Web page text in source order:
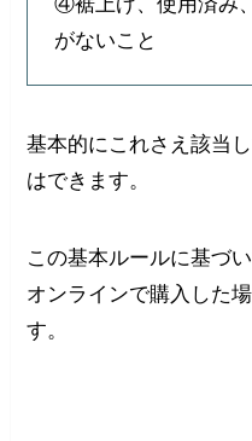
がないこと
基本的にこれさえ該当
はできます。
この基本ルールに基づ
オンラインで購入した
す。